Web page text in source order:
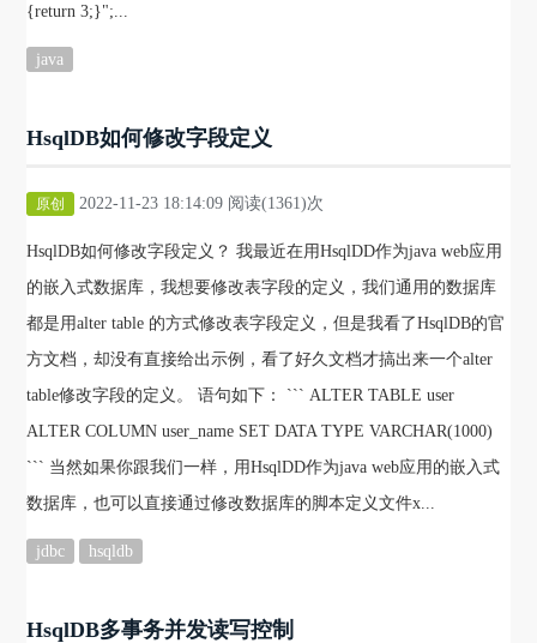
{return 3;}";...
java
HsqlDB如何修改字段定义
原创 2022-11-23 18:14:09 阅读(1361)次
HsqlDB如何修改字段定义？ 我最近在用HsqlDD作为java web应用
的嵌入式数据库，我想要修改表字段的定义，我们通用的数据库
都是用alter table 的方式修改表字段定义，但是我看了HsqlDB的官
方文档，却没有直接给出示例，看了好久文档才搞出来一个alter
table修改字段的定义。 语句如下： ``` ALTER TABLE user
ALTER COLUMN user_name SET DATA TYPE VARCHAR(1000)
``` 当然如果你跟我们一样，用HsqlDD作为java web应用的嵌入式
数据库，也可以直接通过修改数据库的脚本定义文件x...
jdbc hsqldb
HsqlDB多事务并发读写控制